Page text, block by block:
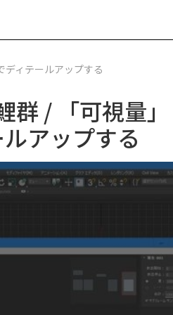
ィテールアップする
/ 「可視量」
アップする